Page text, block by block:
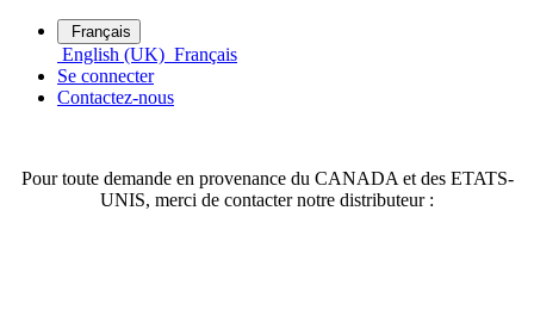
Français
English (UK) Français
Se connecter
Contactez-nous
Pour toute demande en provenance du CANADA et des ETATS-
UNIS, merci de contacter notre distributeur :